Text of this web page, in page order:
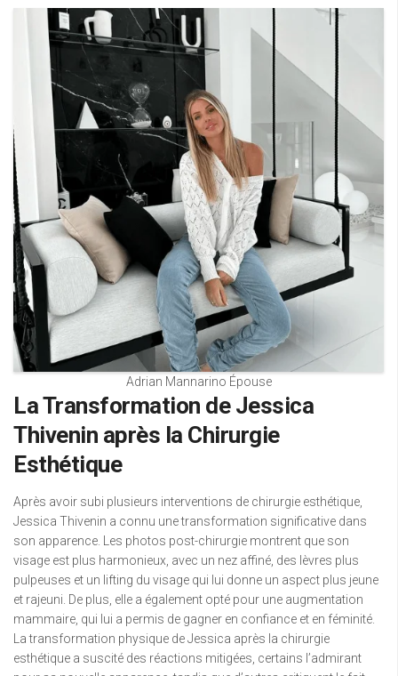
Adrian Mannarino Épouse
La Transformation de Jessica
Thivenin après la Chirurgie
Esthétique
Après avoir subi plusieurs interventions de chirurgie esthétique,
Jessica Thivenin a connu une transformation significative dans
son apparence. Les photos post-chirurgie montrent que son
visage est plus harmonieux, avec un nez affiné, des lèvres plus
pulpeuses et un lifting du visage qui lui donne un aspect plus jeune
et rajeuni. De plus, elle a également opté pour une augmentation
mammaire, qui lui a permis de gagner en confiance et en féminité.
La transformation physique de Jessica après la chirurgie
esthétique a suscité des réactions mitigées, certains l’admirant